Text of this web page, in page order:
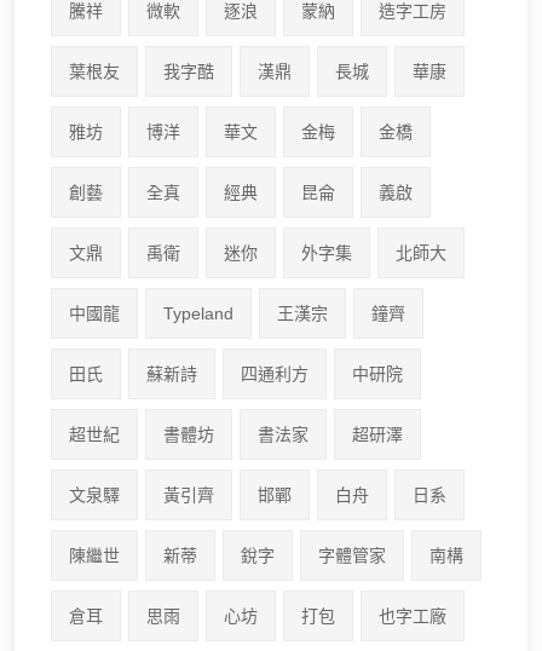
騰祥 微軟 逐浪 蒙納 造字工房
葉根友 我字酷 漢鼎 長城 華康
雅坊 博洋 華文 金梅 金橋
創藝 全真 經典 昆侖 義啟
文鼎 禹衛 迷你 外字集 北師大
中國龍 Typeland 王漢宗 鐘齊
田氏 蘇新詩 四通利方 中研院
超世紀 書體坊 書法家 超研澤
文泉驛 黃引齊 邯鄲 白舟 日系
陳繼世 新蒂 銳字 字體管家 南構
倉耳 思雨 心坊 打包 也字工廠